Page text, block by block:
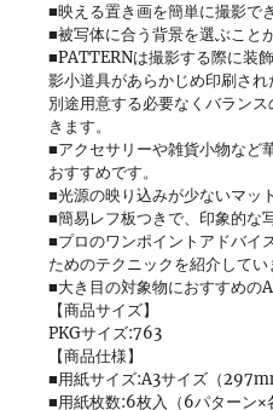
■映える置き画を簡単に撮影で
■被写体に合う背景を選ぶこと
■PATTERNは撮影する際に装
影小道具があらかじめ印刷さ
別途用意する必要なくバラン
きます。
■アクセサリーや雑貨小物など
おすすめです。
■光源の映り込みが少ないマッ
■簡易レフ板つきで、印象的な
■プロのワンポイントアドバイ
ためのテクニックを紹介してい
■大き目の対象物におすすめの
【商品サイズ】
PKGサイズ:763
【商品仕様】
■用紙サイズ:A3サイズ（
■用紙枚数:6枚入（6パターン×